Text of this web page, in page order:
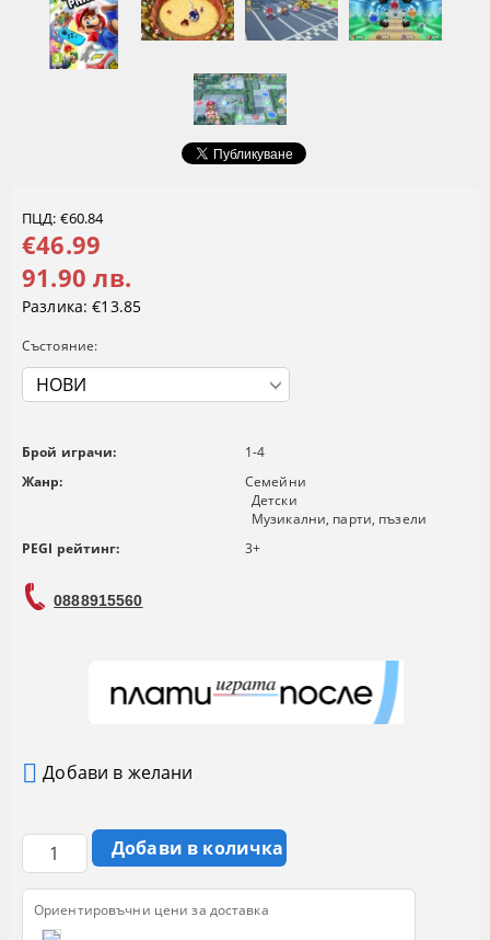
ПЦД: €60.84
€46.99
91.90 лв.
Разлика: €13.85
Състояние:
Брой играчи:
1-4
Жанр:
Семейни
Детски
Музикални, парти, пъзели
PEGI рейтинг:
3+
0888915560
Добави в желани
Ориентировъчни цени за доставка